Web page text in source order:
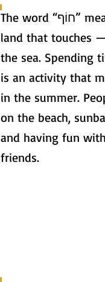
The word “חוֹף” means the strip of
land that touches
the sea. Spending
is an activity that
in the summer.
on the beach,
and having fun
friends.